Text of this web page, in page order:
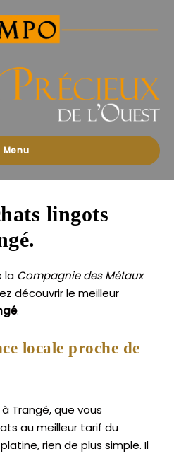
Menu
lingots
la Compagnie des Métaux
découvrir le meilleur
.
locale proche de
Trangé, que vous
au meilleur tarif du
rien de plus simple. Il